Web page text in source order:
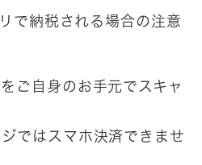
で納税される場合の注意
ご自身のお手元でスキャ
ジではスマホ決済できませ